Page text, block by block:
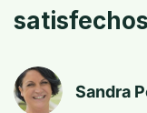
Sandra